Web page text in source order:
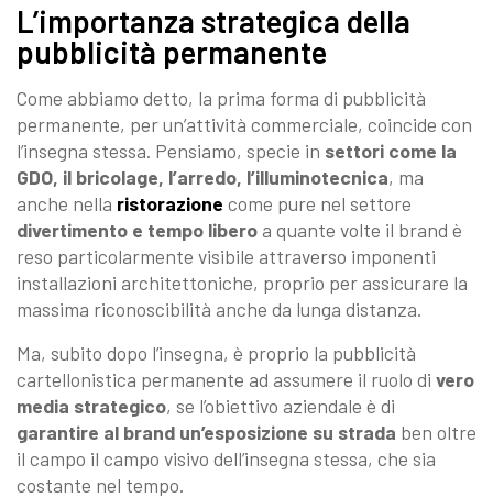
L’importanza strategica della
pubblicità permanente
Come abbiamo detto, la prima forma di pubblicità
permanente, per un’attività commerciale, coincide con
l’insegna stessa. Pensiamo, specie in settori come la
GDO, il bricolage, l’arredo, l’illuminotecnica, ma
anche nella ristorazione come pure nel settore
divertimento e tempo liberoa quante volte il brand è
reso particolarmente visibile attraverso imponenti
installazioni architettoniche, proprio per assicurare la
massima riconoscibilità anche da lunga distanza.
Ma, subito dopo l’insegna, è proprio la pubblicità
cartellonistica permanente ad assumere il ruolo di vero
media strategico, se l’obiettivo aziendale è di
garantire al brand un’esposizione su strada ben oltre
il campo il campo visivo dell’insegna stessa, che sia
costante nel tempo.